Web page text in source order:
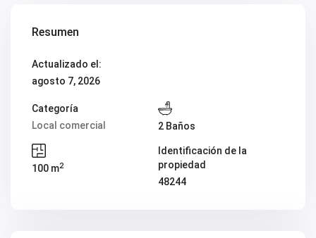
V1980
V2023
V2024
V2037
V2039
V2043
V2045
V2049
Resumen
Actualizado el:
agosto 7, 2026
Categoría
Local comercial
2 Baños
100 m2
Identificación de la
propiedad
48244